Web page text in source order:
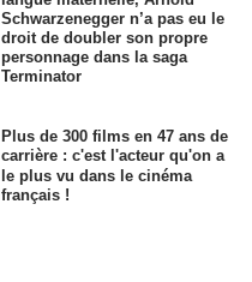
Schwarzenegger n’a pas eu le
droit de doubler son propre
personnage dans la saga
Terminator
Plus de 300 films en 47 ans de
carrière : c'est l'acteur qu'on a
le plus vu dans le cinéma
français !